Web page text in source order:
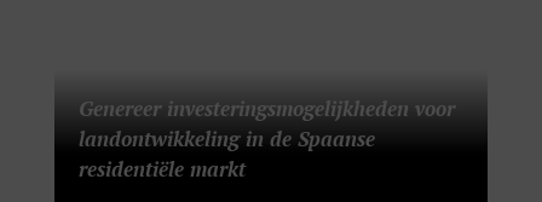
Genereer investeringsmogelijkheden voor
landontwikkeling in de Spaanse
residentiële markt